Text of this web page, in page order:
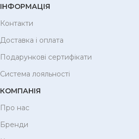
ІНФОРМАЦІЯ
Контакти
Доставка і оплата
Подарункові сертифікати
Система лояльності
КОМПАНІЯ
Про нас
Бренди